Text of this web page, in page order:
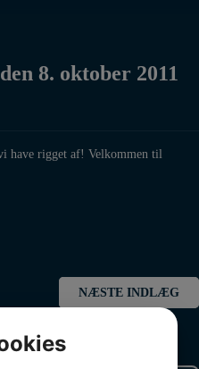
8. oktober 2011
have rigget af! Velkommen til
NÆSTE INDLÆG